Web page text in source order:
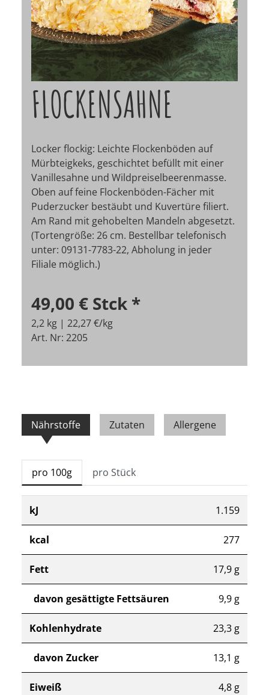
FLOCKENSAHNE
Locker flockig: Leichte Flockenböden auf
Mürbteigkeks, geschichtet befüllt mit einer
Vanillesahne und Wildpreiselbeerenmasse.
Oben auf feine Flockenböden-Fächer mit
Puderzucker bestäubt und Kuvertüre filiert.
Am Rand mit gehobelten Mandeln abgesetzt.
(Tortengröße: 26 cm. Bestellbar telefonisch
unter: 09131-7783-22, Abholung in jeder
Filiale möglich.)
49,00 € Stck *
2,2 kg | 22,27 €/kg
Art. Nr: 2205
Nährstoffe Zutaten Allergene
pro 100g pro Stück
kJ 1.159
kcal 277
Fett 17,9 g
davon gesättigte Fettsäuren 9,9 g
Kohlenhydrate 23,3 g
davon Zucker 13,1 g
Eiweiß 4,8 g